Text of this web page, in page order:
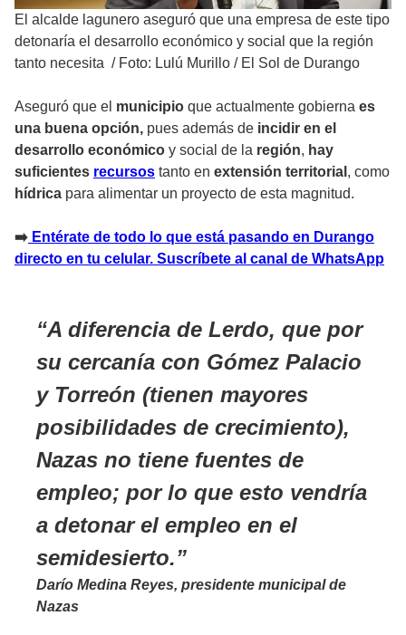
El alcalde lagunero aseguró que una empresa de este tipo
detonaría el desarrollo económico y social que la región
tanto necesita / Foto: Lulú Murillo / El Sol de Durango
Aseguró que el municipio que actualmente gobierna es
una buena opción, pues además de incidir en el
desarrollo económico y social de la región, hay
suficientes recursos tanto en extensión territorial , como
hídrica para alimentar un proyecto de esta magnitud.
➡ ️ Entérate de todo lo que está pasando en Durango
directo en tu celular. Suscríbete al canal de WhatsApp
A diferencia de Lerdo, que por
su cercanía con Gómez Palacio
y Torreón (tienen mayores
posibilidades de crecimiento),
Nazas no tiene fuentes de
empleo; por lo que esto vendría
a detonar el empleo en el
semidesierto.
Darío Medina Reyes, presidente municipal de
Nazas